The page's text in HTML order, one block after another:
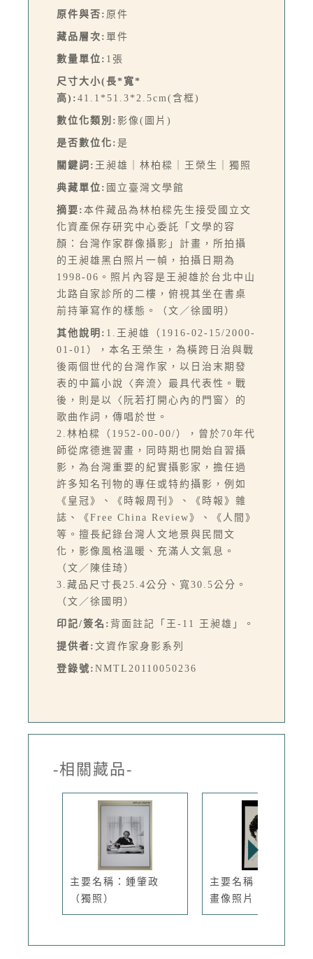
原件與否: 原件
藏品層次: 單件
數量單位: 1張
尺寸大小(長*寬*
高): 41.1*51.3*2.5cm(含框)
數位化類別: 影像(圖片)
是否數位化: 是
關鍵詞: 王昶雄｜林柏樑｜王榮生｜獨照
典藏單位: 國立臺灣文學館
摘要: 本件藏品為林柏樑先生接受國立文
化資產保存研究中心委託「文學的容
顏：台灣作家群像攝影」計畫，所拍攝
的王昶雄黑白照片一幀，拍攝日期為
1998-06。照片內容是王昶雄於台北中山
北路自家診所的二樓，俯視其坐在書桌
前持筆寫作的樣態。（文／徐國明）
其他說明: 1.王昶雄（1916-02-15/2000-
01-01），本名王榮生，為橫跨日治與戰
後兩個世代的台灣作家，以日治末期發
表的中篇小說〈奔流〉最具代表性。戰
後，則是以〈阮若打開心內的門窗〉的
歌曲作詞，傳唱於世。
2.林柏樑（1952-00-00/），曾於70年代
師從席德進習畫，同時期也開始自習攝
影，為台灣重要的紀實攝影家，擔任過
許多知名刊物的專任或特約攝影，例如
《皇冠》、《時報周刊》、《時報》雜
誌、《Free China Review》、《人間》
等。擅長紀錄台灣人文地景與民間文
化，影像風格溫暖、充滿人文氣息。
（文／陳佳琦）
3.藏品尺寸長25.4公分、寬30.5公分。
（文／徐國明）
印記/簽名: 背面註記「王-11 王昶雄」。
提供者: 文資作家身影系列
登錄號: NMTL20110050236
-相關藏品-
主要名稱：鍾肇政
（獨照）
主要名稱：張秀亞的
畫像照片（...